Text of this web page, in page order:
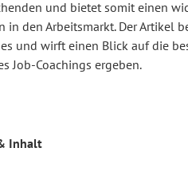
und
für
und bietet somit einen
in den Arbeitsmarkt. Der Artikel
und wirft einen Blick auf die
Job-Coachings ergeben.
Inhalt